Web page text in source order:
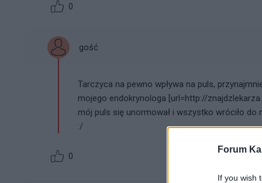
Forum
If you wish
0
gość
Tarczyca na pewno wpływa na puls,
mojego endokrynologa [url=http://
mój puls się unormował i wszystko wróciło
:/
0